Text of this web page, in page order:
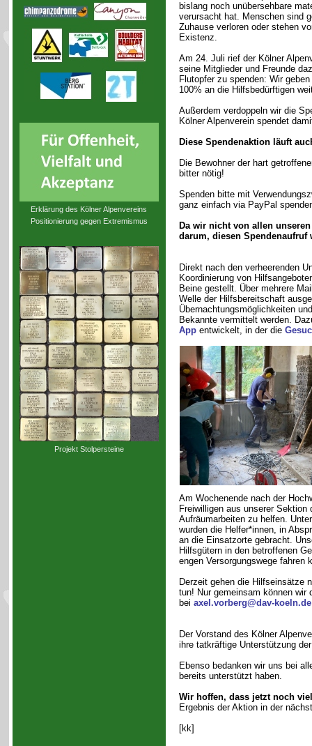
Erklärung des Kölner Alpenvereins
Positionierung gegen Extremismus
Projekt Stolpersteine
bislang noch unübersehbare
verursacht hat. Menschen sind
Zuhause verloren oder stehen
Existenz.
Am 24. Juli rief der Kölner
seine Mitglieder und Freunde
Flutopfer zu spenden: Wir
100% an die Hilfsbedürftigen
Außerdem verdoppeln wir die
Kölner Alpenverein spendet
Diese Spendenaktion läuft
Die Bewohner der hart
bitter nötig!
Spenden bitte mit
ganz einfach via PayPal
Da wir nicht von allen
darum, diesen Spendenaufruf
Direkt nach den verheerenden
Koordinierung von
Beine gestellt. Über mehrere
Welle der Hilfsbereitschaft
Übernachtungsmöglichkeiten
Bekannte vermittelt werden.
Appentwickelt, in der die
Am Wochenende nach der
Freiwilligen aus unserer
Aufräumarbeiten zu helfen.
wurden die Helfer*innen, in
an die Einsatzorte gebracht.
Hilfsgütern in den betroffenen
engen Versorgungswege fahren
Derzeit gehen die Hilfseinsätze
tun! Nur gemeinsam können
bei axel.vorberg@dav-koeln.de
Der Vorstand des Kölner
ihre tatkräftige Unterstützung
Ebenso bedanken wir uns bei
bereits unterstützt haben.
Wir hoffen, dass jetzt noch
Ergebnis der Aktion in der
[kk]